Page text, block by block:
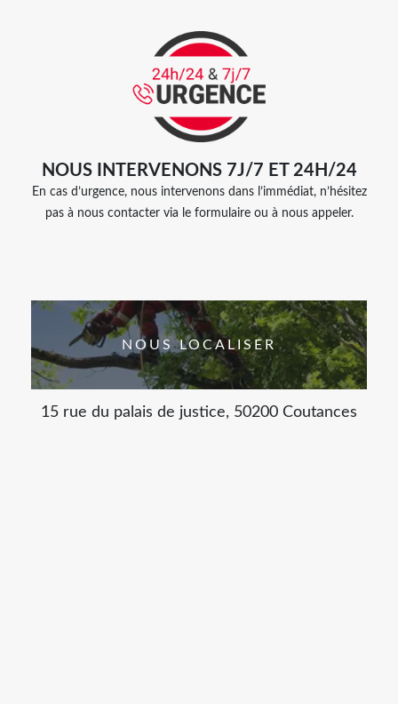
NOUS INTERVENONS 7J/7 ET 24H/24
En cas d’urgence, nous intervenons dans l’immédiat, n’hésitez
pas à nous contacter via le formulaire ou à nous appeler.
NOUS LOCALISER
15 rue du palais de justice, 50200 Coutances